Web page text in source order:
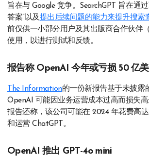
旨在与 Google 竞争。SearchGPT 旨在通
答案”以及提出后续问题的能力来提升搜索
前仅供一小部分用户及其出版商合作伙伴
使用，以进行测试和反馈。
报告称 OpenAI 今年或亏损 50 亿
The Information的一份新报告基于未披露
OpenAI 可能因业务运营成本过高而损失
报告还称，该公司可能在 2024 年花费高
和运营 ChatGPT。
OpenAI 推出 GPT-4o mini